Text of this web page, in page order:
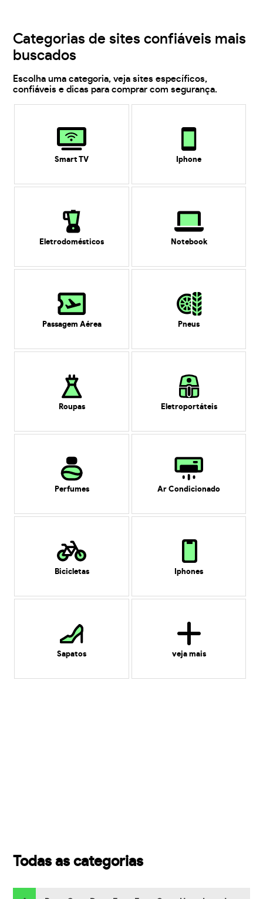
Categorias de sites confiáveis mais
buscados
Escolha uma categoria, veja sites específicos,
confiáveis e dicas para comprar com segurança.
Smart TV Iphone
Eletrodomésticos Notebook
Passagem Aérea Pneus
Roupas Eletroportáteis
Perfumes Ar Condicionado
Bicicletas Iphones
Sapatos veja mais
Todas as categorias